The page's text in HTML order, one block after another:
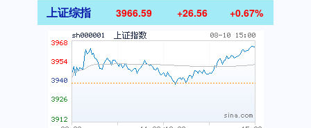
上证综指 3966.59 +26.56 +0.67%